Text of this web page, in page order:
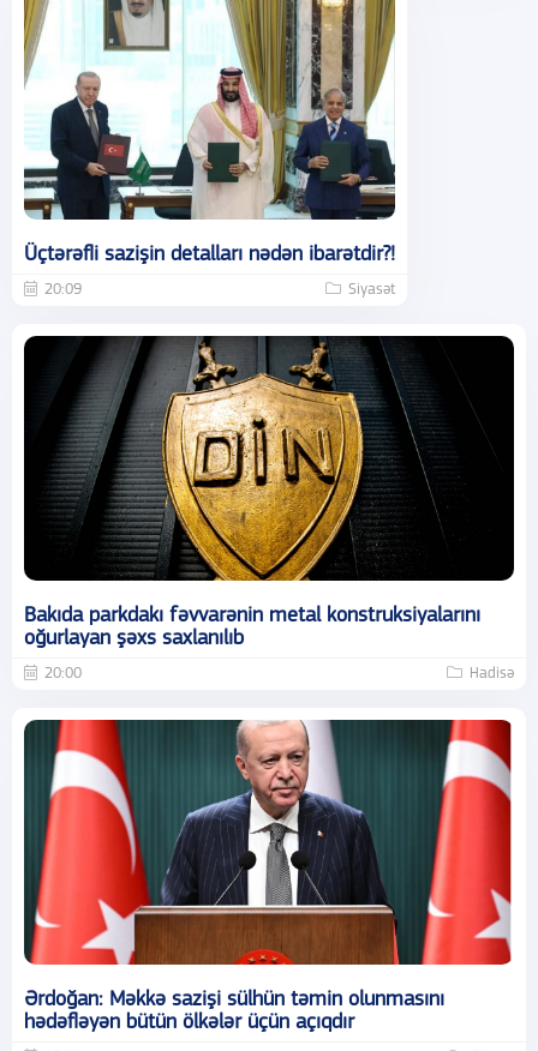
Üçtərəfli sazişin detalları nədən ibarətdir?!
20:09 Siyasət
Bakıda parkdakı fəvvarənin metal konstruksiyalarını
oğurlayan şəxs saxlanılıb
20:00 Hadisə
Ərdoğan: Məkkə sazişi sülhün təmin olunmasını
hədəfləyən bütün ölkələr üçün açıqdır